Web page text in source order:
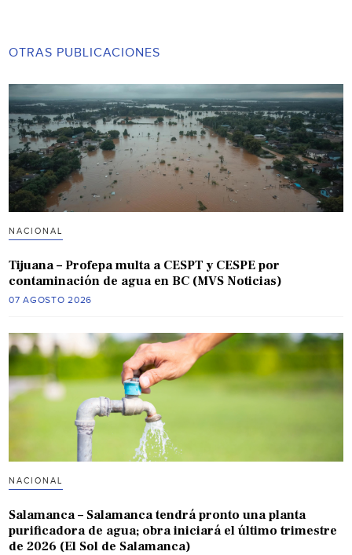
OTRAS PUBLICACIONES
NACIONAL
Tijuana – Profepa multa a CESPT y CESPE por
contaminación de agua en BC (MVS Noticias)
07 AGOSTO 2026
NACIONAL
Salamanca – Salamanca tendrá pronto una planta
purificadora de agua; obra iniciará el último trimestre
de 2026 (El Sol de Salamanca)